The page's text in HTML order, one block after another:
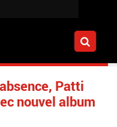
Patti
nouvel album